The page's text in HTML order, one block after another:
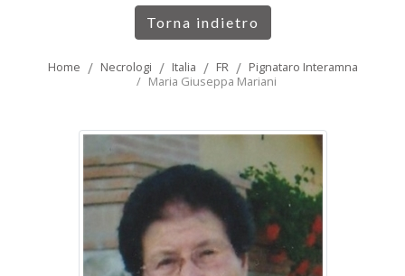
Torna indietro
Home Necrologi Italia FR
Pignataro Interamna
Maria Giuseppa Mariani